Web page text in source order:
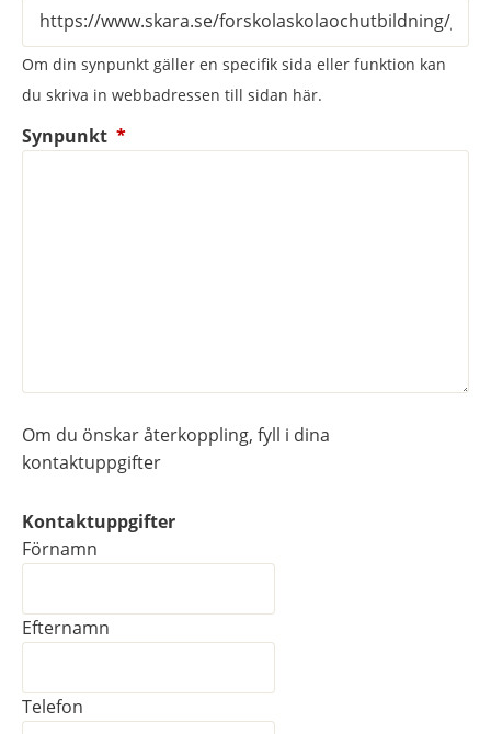
Om din synpunkt gäller en specifik sida eller funktion kan
du skriva in webbadressen till sidan här.
Synpunkt *(obligatorisk)
Om du önskar återkoppling, fyll i dina
kontaktuppgifter
Kontaktuppgifter
Kontaktuppgifter
Förnamn
Efternamn
Telefon